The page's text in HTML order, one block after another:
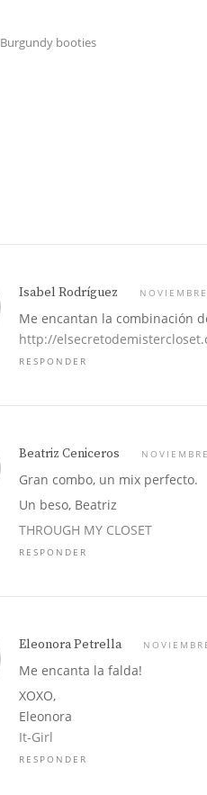
Burgundy booties
Isabel Rodríguez
Me encantan la combinación
http://
RESPONDER
Beatriz Ceniceros
Gran combo, un mix perfecto.
Un beso, Beatriz
THROUGH MY CLOSET
RESPONDER
Eleonora Petrella
Me encanta la falda!
XOXO,
Eleonora
It-Girl
RESPONDER